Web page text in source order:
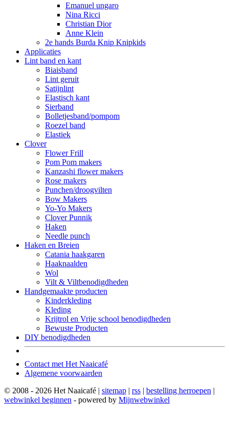
Emanuel ungaro
Nina Ricci
Christian Dior
Anne Klein
2e hands Burda Knip Knipkids
Applicaties
Lint band en kant
Biaisband
Lint geruit
Satijnlint
Elastisch kant
Sierband
Bolletjesband/pompom
Roezel band
Elastiek
Clover
Flower Frill
Pom Pom makers
Kanzashi flower makers
Rose makers
Punchen/droogvilten
Bow Makers
Yo-Yo Makers
Clover Punnik
Haken
Needle punch
Haken en Breien
Catania haakgaren
Haaknaalden
Wol
Vilt & Viltbenodigdheden
Handgemaakte producten
Kinderkleding
Kleding
Krijtrol en Vrije school benodigdheden
Bewuste Producten
DIY benodigdheden
Contact met Het Naaicafé
Algemene voorwaarden
© 2008 - 2026 Het Naaicafé | sitemap | rss | bestelling herroepen |
webwinkel beginnen - powered by Mijnwebwinkel